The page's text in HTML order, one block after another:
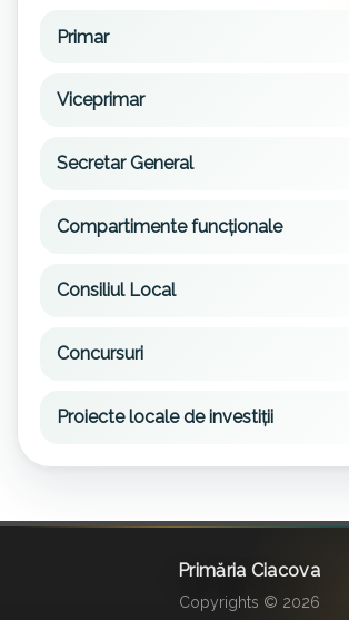
Primar
Viceprimar
Secretar General
Compartimente funcționale
Consiliul Local
Concursuri
Proiecte locale de investiții
Primăria Ciacova
Copyrights © 2026